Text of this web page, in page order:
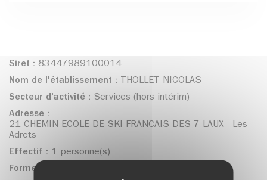
Siret : 83447989100014
Nom de l'établissement : THOLLET NICOLAS
Secteur d'activité : Services (hors intérim)
Adresse :
21 CHEMIN ECOLE DE SKI FRANCAIS DES 7 LAUX - Les
Adrets
Effectif : 1 personne(s)
Forme juridique :